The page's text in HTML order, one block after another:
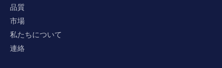
品質
市場
私たちについて
連絡